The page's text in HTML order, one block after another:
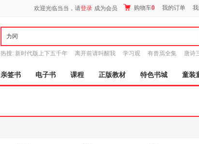
欢迎光临当当，请登录 成为会员 购物车0 我的订单
热搜: 新时代版上下五千年 离开前请叫醒我 学习观 有兽焉全集 唐诗
亲签书 电子书 课程 正版教材 特色书城 童装